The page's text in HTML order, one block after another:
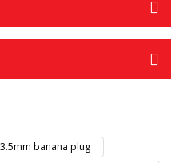
3.5mm banana plug